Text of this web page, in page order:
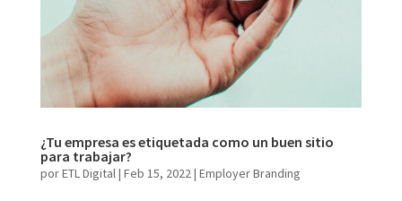
¿Tu empresa es etiquetada como un buen sitio
para trabajar?
porETL Digital| Feb 15, 2022| Employer Branding